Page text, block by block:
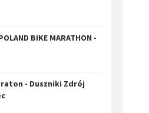
BIKE MARATHON -
- Duszniki Zdrój